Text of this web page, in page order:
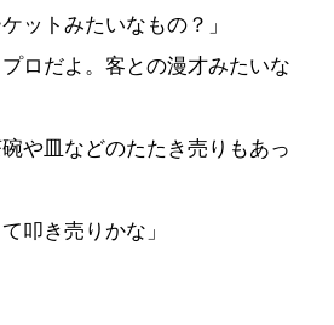
ットみたいなもの？」
プロだよ。客との漫才みたいな
碗や皿などのたたき売りもあっ
叩き売りかな」